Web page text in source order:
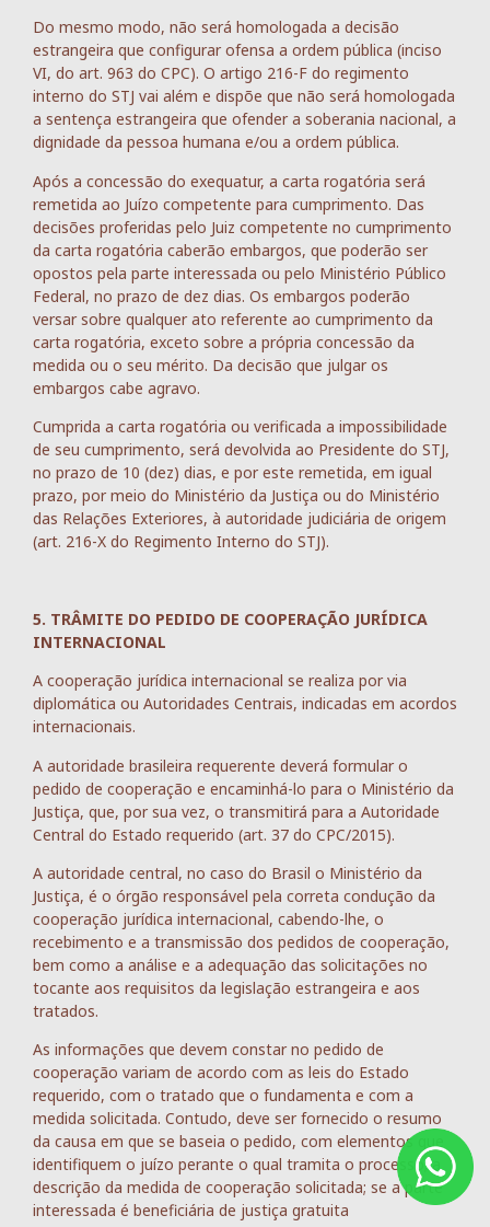
Do mesmo modo, não será homologada a decisão
estrangeira que configurar ofensa a ordem pública (inciso
VI, do art. 963 do CPC). O artigo 216-F do regimento
interno do STJ vai além e dispõe que não será homologada
a sentença estrangeira que ofender a soberania nacional, a
dignidade da pessoa humana e/ou a ordem pública.
Após a concessão do exequatur, a carta rogatória será
remetida ao Juízo competente para cumprimento. Das
decisões proferidas pelo Juiz competente no cumprimento
da carta rogatória caberão embargos, que poderão ser
opostos pela parte interessada ou pelo Ministério Público
Federal, no prazo de dez dias. Os embargos poderão
versar sobre qualquer ato referente ao cumprimento da
carta rogatória, exceto sobre a própria concessão da
medida ou o seu mérito. Da decisão que julgar os
embargos cabe agravo.
Cumprida a carta rogatória ou verificada a impossibilidade
de seu cumprimento, será devolvida ao Presidente do STJ,
no prazo de 10 (dez) dias, e por este remetida, em igual
prazo, por meio do Ministério da Justiça ou do Ministério
das Relações Exteriores, à autoridade judiciária de origem
(art. 216-X do Regimento Interno do STJ).
5. TRÂMITE DO PEDIDO DE COOPERAÇÃO JURÍDICA
INTERNACIONAL
A cooperação jurídica internacional se realiza por via
diplomática ou Autoridades Centrais, indicadas em acordos
internacionais.
A autoridade brasileira requerente deverá formular o
pedido de cooperação e encaminhá-lo para o Ministério da
Justiça, que, por sua vez, o transmitirá para a Autoridade
Central do Estado requerido (art. 37 do CPC/2015).
A autoridade central, no caso do Brasil o Ministério da
Justiça, é o órgão responsável pela correta condução da
cooperação jurídica internacional, cabendo-lhe, o
recebimento e a transmissão dos pedidos de cooperação,
bem como a análise e a adequação das solicitações no
tocante aos requisitos da legislação estrangeira e aos
tratados.
As informações que devem constar no pedido de
cooperação variam de acordo com as leis do Estado
requerido, com o tratado que o fundamenta e com a
medida solicitada. Contudo, deve ser fornecido o resumo
da causa em que se baseia o pedido, com elementos que
identifiquem o juízo perante o qual tramita o processo; a
descrição da medida de cooperação solicitada; se a parte
interessada é beneficiária de justiça gratuita